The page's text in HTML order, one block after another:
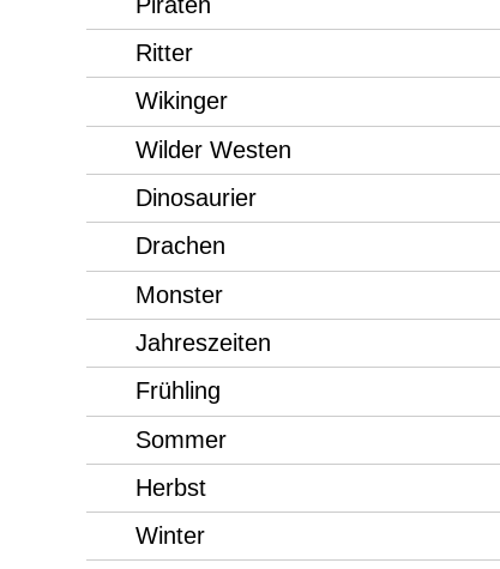
Ritter
Wikinger
Wilder Westen
Dinosaurier
Drachen
Monster
Jahreszeiten
Frühling
Sommer
Herbst
Winter